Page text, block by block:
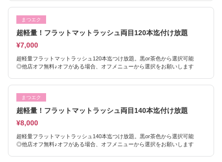
まつエク
超軽量！フラットマットラッシュ両目120本迄付け放題
¥7,000
超軽量フラットマットラッシュ120本迄つけ放題。黒or茶色から選択可能
◎他店オフ無料♪オフがある場合、オフメニューから選択をお願いします
まつエク
超軽量！フラットマットラッシュ両目140本迄付け放題
¥8,000
超軽量フラットマットラッシュ140本迄つけ放題。黒or茶色から選択可能
◎他店オフ無料♪オフがある場合、オフメニューから選択をお願いします